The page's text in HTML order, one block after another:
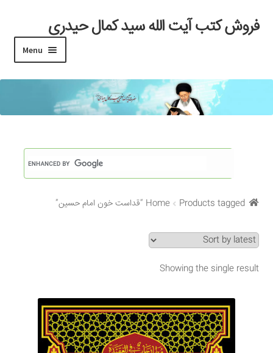
Skip
to
Skip
to
فروش کتب آیت الله سید کمال حیدری
Menu
خانه
#97 (بدون عنوان)
Checkout
My account
Search Results
Shop
برگه نمونه
برگه نمونه
Home Products tagged “قداست خون امام حسین”
Showing the single result